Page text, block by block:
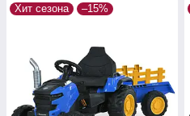
Хит сезона –15%